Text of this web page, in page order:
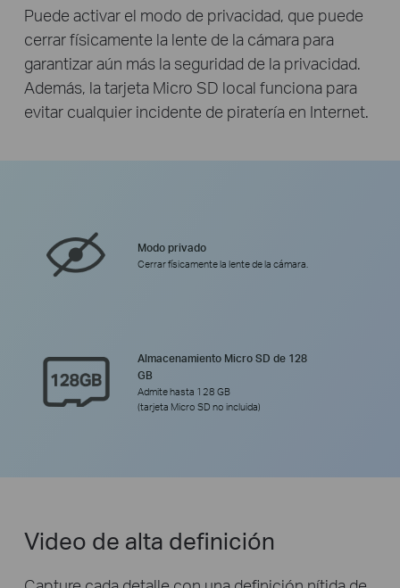
Puede activar el modo de privacidad, que puede
cerrar físicamente la lente de la cámara para
garantizar aún más la seguridad de la privacidad.
Además, la tarjeta Micro SD local funciona para
evitar cualquier incidente de piratería en Internet.
Modo privado
Cerrar físicamente la lente de la cámara.
Almacenamiento Micro SD de 128
GB
Admite hasta 128 GB
(tarjeta Micro SD no incluida)
Video de alta definición